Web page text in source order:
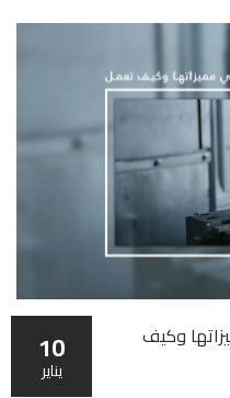
وكيف 10
يناير